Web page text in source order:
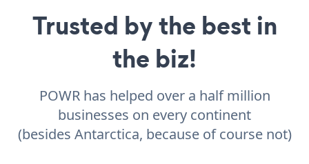
Trusted by the best in
the biz!
POWR has helped over a half million
businesses on every continent
(besides Antarctica, because of course not)